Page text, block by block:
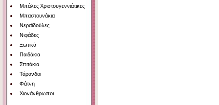
Μπάλες Χριστουγεννιάτικες
Μπαστουνάκια
Νεραϊδούλες
Νιφάδες
Ξωτικά
Παιδάκια
Σπιτάκια
Τάρανδοι
Φάτνη
Χιονάνθρωποι